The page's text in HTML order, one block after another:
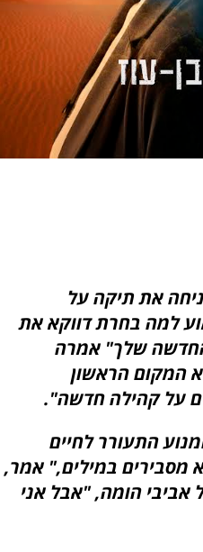
את תיקה על
למה בחרת דווקא את
החדשה שלך" אמרה
המקום הראשון
על קהילה חדשה".
התעורר לחיים
מסבירים במילים," אמר,
אביבי הומה, "אבל אני